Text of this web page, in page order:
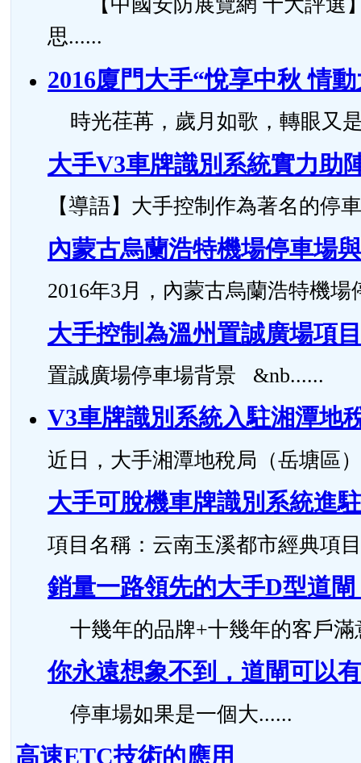
思......
2016廈門大手“悅享中秋 情
時光荏苒，歲月如歌，轉眼又
大手V3車牌識別系統實力助
【導語】大手控制作為著名的停
內蒙古烏蘭浩特機場停車場
2016年3月，內蒙古烏蘭浩特機
大手控制為溫州置誠廣場項
置誠廣場停車場背景 &nb......
V3車牌識別系統入駐湘潭地
近日，大手湘潭地稅局（岳塘區
大手可脫機車牌識別系統進
項目名稱：云南玉溪都市經典項
銷量一路領先的大手D型道
十幾年的品牌+十幾年的客戶滿
你永遠想象不到，道閘可以
停車場如果是一個大......
高速ETC技術的應用